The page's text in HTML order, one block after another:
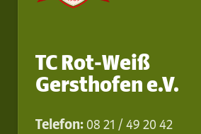
TC Rot-Weiß
Gersthofen e.V.
Telefon: 08 21 / 49 20 42